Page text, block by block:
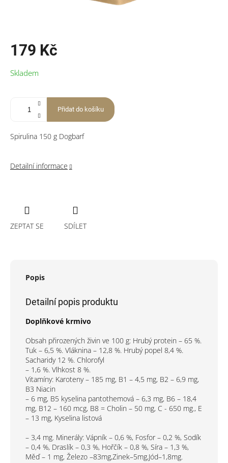
179 Kč
cena:
Skladem
Přidat do košíku
Spirulina 150 g Dogbarf
Detailní informace
ZEPTAT SE SDÍLET
Popis
Detailní popis produktu
Doplňkové krmivo
Obsah přirozených živin ve 100 g: Hrubý protein – 65 %.
Tuk – 6,5 %. Vláknina – 12,8 %. Hrubý popel 8,4 %.
Sacharidy 12 %. Chlorofyl
– 1,6 %. Vlhkost 8 %.
Vitamíny: Karoteny – 185 mg, B1 – 4,5 mg, B2 – 6,9 mg,
B3 Niacin
– 6 mg, B5 kyselina pantothemová – 6,3 mg, B6 – 18,4
mg, B12 – 160 mcg, B8 = Cholin – 50 mg, C - 650 mg., E
– 13 mg, Kyselina listová
– 3,4 mg. Minerály: Vápník – 0,6 %, Fosfor – 0,2 %, Sodík
– 0,4 %, Draslík – 0,3 %, Hořčík – 0,8 %, Síra – 1,3 %,
Měď – 1 mg, Železo –83mg,Zinek–5mg,Jód–1,8mg.